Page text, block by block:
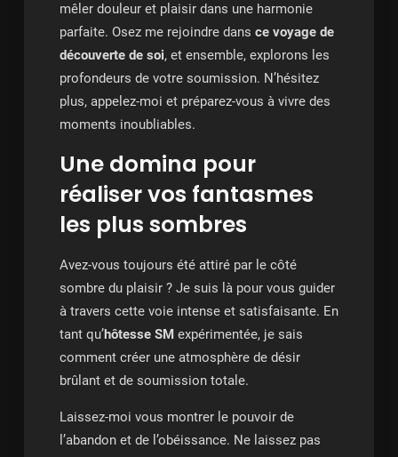
mêler douleur et plaisir dans une harmonie
parfaite. Osez me rejoindre dans ce voyage de
découverte de soi, et ensemble, explorons les
profondeurs de votre soumission. N’hésitez
plus, appelez-moi et préparez-vous à vivre des
moments inoubliables.
Une domina pour
réaliser vos fantasmes
les plus sombres
Avez-vous toujours été attiré par le côté
sombre du plaisir ? Je suis là pour vous guider
à travers cette voie intense et satisfaisante. En
tant qu’hôtesse SM expérimentée, je sais
comment créer une atmosphère de désir
brûlant et de soumission totale.
Laissez-moi vous montrer le pouvoir de
l’abandon et de l’obéissance. Ne laissez pas